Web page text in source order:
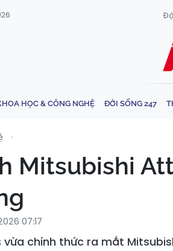
HỌC & CÔNG NGHỆ ĐỜI SỐNG 247
Mitsubishi
07:17
vừa chính thức ra mắt